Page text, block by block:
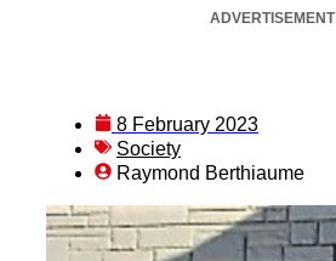
ADVERTISEMENT
8 February 2023
Society
Raymond Berthiaume